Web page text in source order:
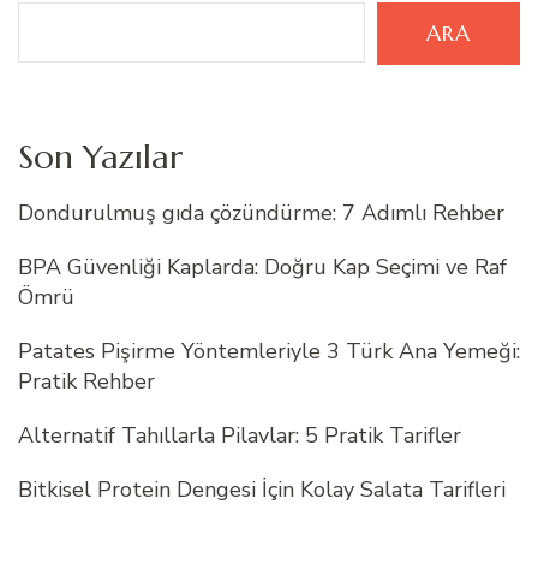
ARA
Son Yazılar
Dondurulmuş gıda çözündürme: 7 Adımlı Rehber
BPA Güvenliği Kaplarda: Doğru Kap Seçimi ve Raf
Ömrü
Patates Pişirme Yöntemleriyle 3 Türk Ana Yemeği:
Pratik Rehber
Alternatif Tahıllarla Pilavlar: 5 Pratik Tarifler
Bitkisel Protein Dengesi İçin Kolay Salata Tarifleri